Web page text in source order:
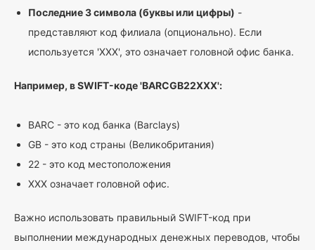
Последние 3 символа (буквы или цифры) -
представляют код филиала (опционально). Если
используется 'XXX', это означает головной офис банка.
Например, в SWIFT-коде 'BARCGB22XXX':
BARC - это код банка (Barclays)
GB - это код страны (Великобритания)
22 - это код местоположения
XXX означает головной офис.
Важно использовать правильный SWIFT-код при
выполнении международных денежных переводов, чтобы